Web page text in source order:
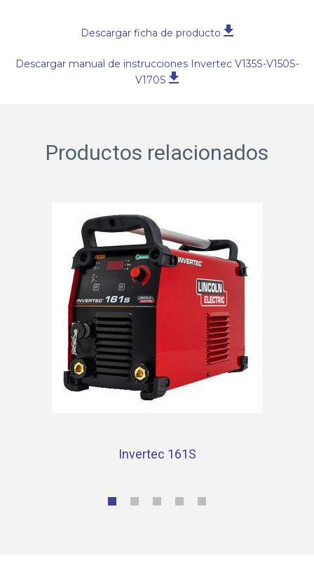
Descargar ficha de producto
Descargar manual de instrucciones Invertec V135S-V150S-
V170S
Productos relacionados
Invertec 161S